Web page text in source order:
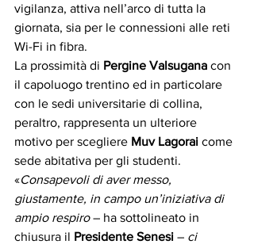
vigilanza, attiva nell’arco di tutta la
giornata, sia per le connessioni alle reti
Wi-Fi in fibra.
La prossimità di Pergine Valsugana con
il capoluogo trentino ed in particolare
con le sedi universitarie di collina,
peraltro, rappresenta un ulteriore
motivo per scegliere Muv Lagorai come
sede abitativa per gli studenti.
«Consapevoli di aver messo,
giustamente, in campo un’iniziativa di
ampio respiro – ha sottolineato in
chiusura il Presidente Senesi – ci